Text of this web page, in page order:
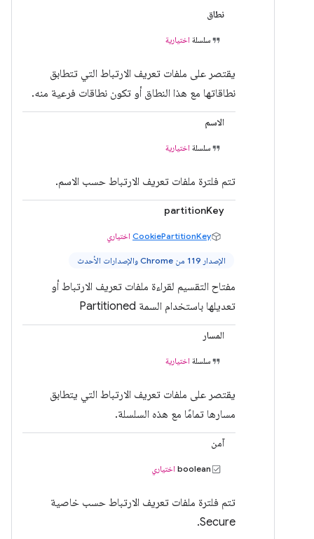
نطاق
سلسلة اختيارية
يقتصر على ملفات تعريف الارتباط التي تتطابق
نطاقاتها مع هذا النطاق أو تكون نطاقات فرعية منه.
الاسم
سلسلة اختيارية
تتم فلترة ملفات تعريف الارتباط حسب الاسم.
partitionKey
CookiePartitionKey اختياري
الإصدار 119 من Chrome والإصدارات الأحدث
مفتاح التقسيم لقراءة ملفات تعريف الارتباط أو
تعديلها باستخدام السمة Partitioned
المسار
سلسلة اختيارية
يقتصر على ملفات تعريف الارتباط التي يتطابق
مسارها تمامًا مع هذه السلسلة.
آمن
boolean اختياري
تتم فلترة ملفات تعريف الارتباط حسب خاصية
Secure.